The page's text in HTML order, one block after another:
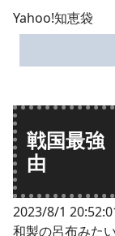
Yahoo!知恵袋
戦国最強
由
2023/8/1
和製の呂布みた